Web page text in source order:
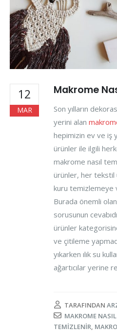
12
MAR
Makrome
Son yılların
yerini alan
hepimizin ev ve iş
ürünler ile ilgili
makrome nasıl
ürünler, her tekstil
kuru temizlemeye
Burada önemli
sorusunun
ürünler
ve çitileme
yıkarken ılık su
ağartıcılar yerine
TARAFINDAN
MAKROME
TEMIZLENIR,